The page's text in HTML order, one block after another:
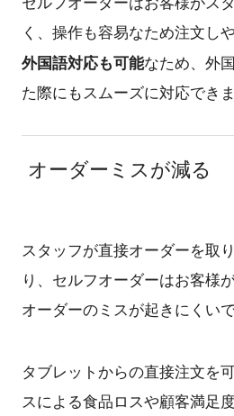
く、操作も容易なため注文し
外国語対応も可能なため、外
た際にもスムーズに対応できま
オーダーミスが減る
スタッフが直接オーダーを取
り、セルフオーダーはお客様
オーダーのミスが起きにくいで
タブレットからの直接注文を
スによる食品ロスや顧客満足